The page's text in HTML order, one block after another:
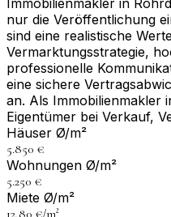
Immobilienmakler in
nur die Veröffentlichung
sind eine realistische
Vermarktungsstrategie,
professionelle
eine sichere
an. Als Immobilienmakler
Eigentümer bei Verkauf,
Häuser Ø/m²
5.850 €
Wohnungen Ø/m²
5.250 €
Miete Ø/m²